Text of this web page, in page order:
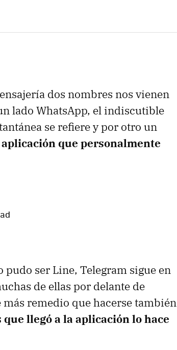
dos nombres nos vienen
lado WhatsApp, el indiscutible
se refiere y por otro un
que personalmente
pudo ser Line, Telegram sigue en
de ellas por delante de
remedio que hacerse también
llegó a la aplicación lo hace